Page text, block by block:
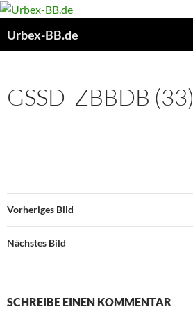
Urbex-BB.de
GSSD_ZBBDB (33)
Vorheriges Bild
Nächstes Bild
SCHREIBE EINEN KOMMENTAR